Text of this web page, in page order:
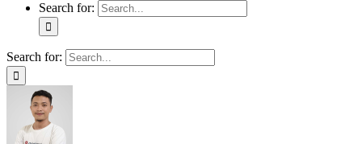
Search for:
Search for: